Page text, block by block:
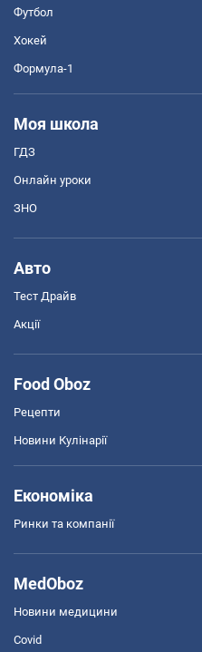
Футбол
Хокей
Формула-1
Моя школа
ГДЗ
Онлайн уроки
ЗНО
Авто
Тест Драйв
Акції
Food Oboz
Рецепти
Новини Кулінарії
Економіка
Ринки та компанії
MedOboz
Новини медицини
Covid